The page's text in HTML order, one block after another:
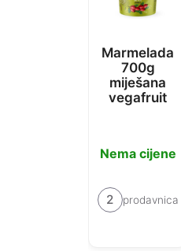
Marmelada
700g
miješana
vegafruit
Nema cijene
2 prodavnica